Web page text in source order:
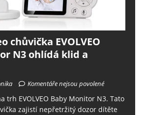
chůvička EVOLVEO
N3 ohlídá klid a
Komentáře nejsou povolené
trh EVOLVEO Baby Monitor N3. Tato
zajistí nepřetržitý dozor dítěte